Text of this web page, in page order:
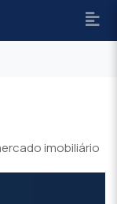
imobiliário